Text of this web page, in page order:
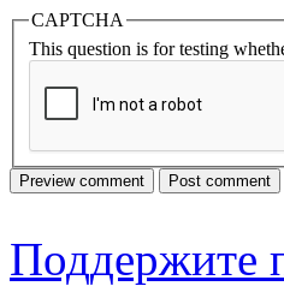
CAPTCHA
This question is for testing
Поддержите